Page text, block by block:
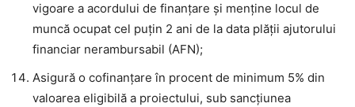
vigoare a acordului de finanțare și menține locul de
muncă ocupat cel puțin 2 ani de la data plății ajutorului
financiar nerambursabil (AFN);
Asigură o cofinanțare în procent de minimum 5% din
valoarea eligibilă a proiectului, sub sancțiunea